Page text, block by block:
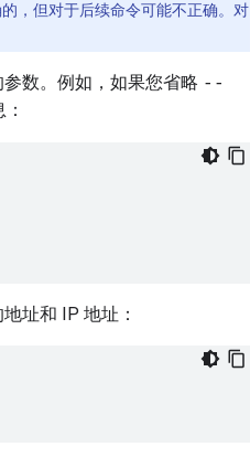
，但对于后续命令可能不正确。对
数。例如，如果您省略 --
址和 IP 地址：